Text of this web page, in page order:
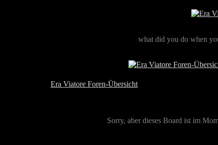
what did you do when
Era Viatore Foren-Übersicht
Sorry, aber dieses Board ist im